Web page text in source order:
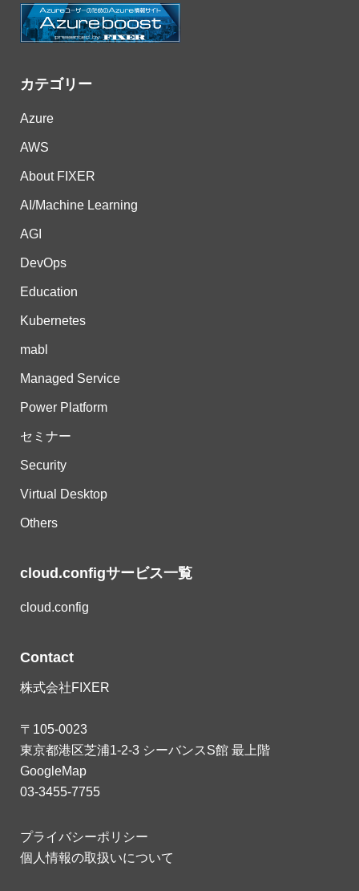
カテゴリー
Azure
AWS
About FIXER
AI/Machine Learning
AGI
DevOps
Education
Kubernetes
mabl
Managed Service
Power Platform
セミナー
Security
Virtual Desktop
Others
cloud.configサービス一覧
cloud.config
Contact
株式会社FIXER
〒105-0023
東京都港区芝浦1-2-3 シーバンスS館 最上階
GoogleMap
03-3455-7755
プライバシーポリシー
個人情報の取扱いについて